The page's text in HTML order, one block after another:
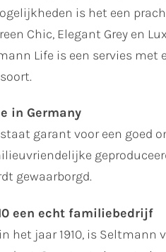
is het een
Chic, Elegant Grey
Life is een servies
in Germany
garant voor een goed
gewaarborgd.
een echt familiebedrijf
het jaar 1910, is Seltmann